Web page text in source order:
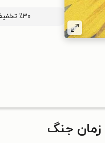
٪۳۰ تخفیف اولین خرید کتاب با کد
زمان جنگ